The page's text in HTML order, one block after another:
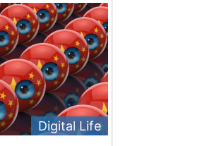
Digital Life